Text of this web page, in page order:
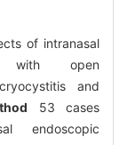
of intranasal
with open
and
53 cases
endoscopic